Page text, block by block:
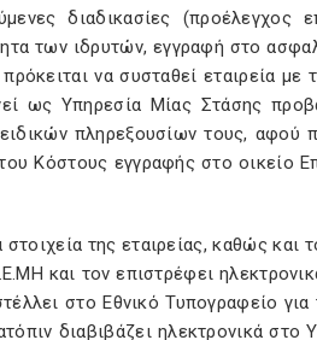
διαδικασίες (προέλεγχος
των ιδρυτών, εγγραφή στο
να συσταθεί εταιρεία
ως Υπηρεσία Μίας Στάσης
πληρεξουσίων τους, αφού
Κόστους εγγραφής στο οικείο
της εταιρείας, καθώς
και τον επιστρέφει
στο Εθνικό Τυπογραφείο
διαβιβάζει ηλεκτρονικά